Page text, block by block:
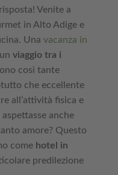
Venite a
in Alto Adige e
Una vacanza in
viaggio tra i
così tante
che eccellente
all’attività fisica e
anche
amore? Questo
come hotel in
predilezione